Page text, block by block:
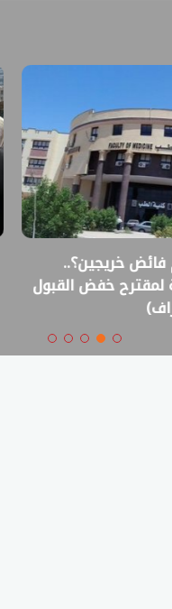
خريجين؟..
لمقترح خفض القبول